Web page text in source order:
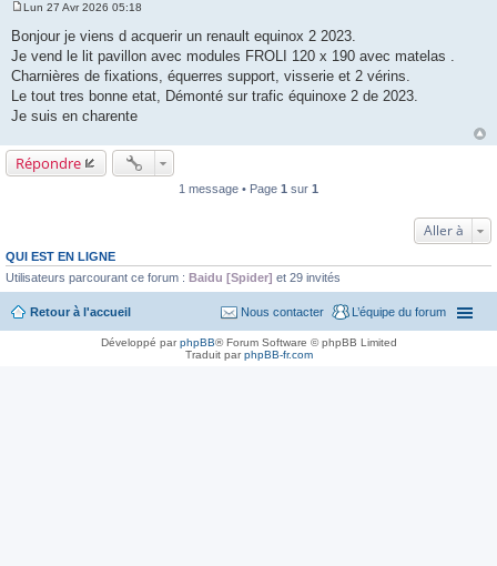
s
s
g
e
Lun 27 Avr 2026 05:18
Bonjour je viens d acquerir un renault equinox 2 2023.
Je vend le lit pavillon avec modules FROLI 120 x 190 avec matelas .
Charnières de fixations, équerres support, visserie et 2 vérins.
Le tout tres bonne etat, Démonté sur trafic équinoxe 2 de 2023.
Je suis en charente
Répondre
1 message • Page 1 sur 1
Aller à
QUI EST EN LIGNE
Utilisateurs parcourant ce forum : Baidu [Spider] et 29 invités
Retour à l'accueil L’équipe du forum
Nous contacter
Développé parphpBB® Forum Software © phpBB Limited
Traduit parphpBB-fr.com